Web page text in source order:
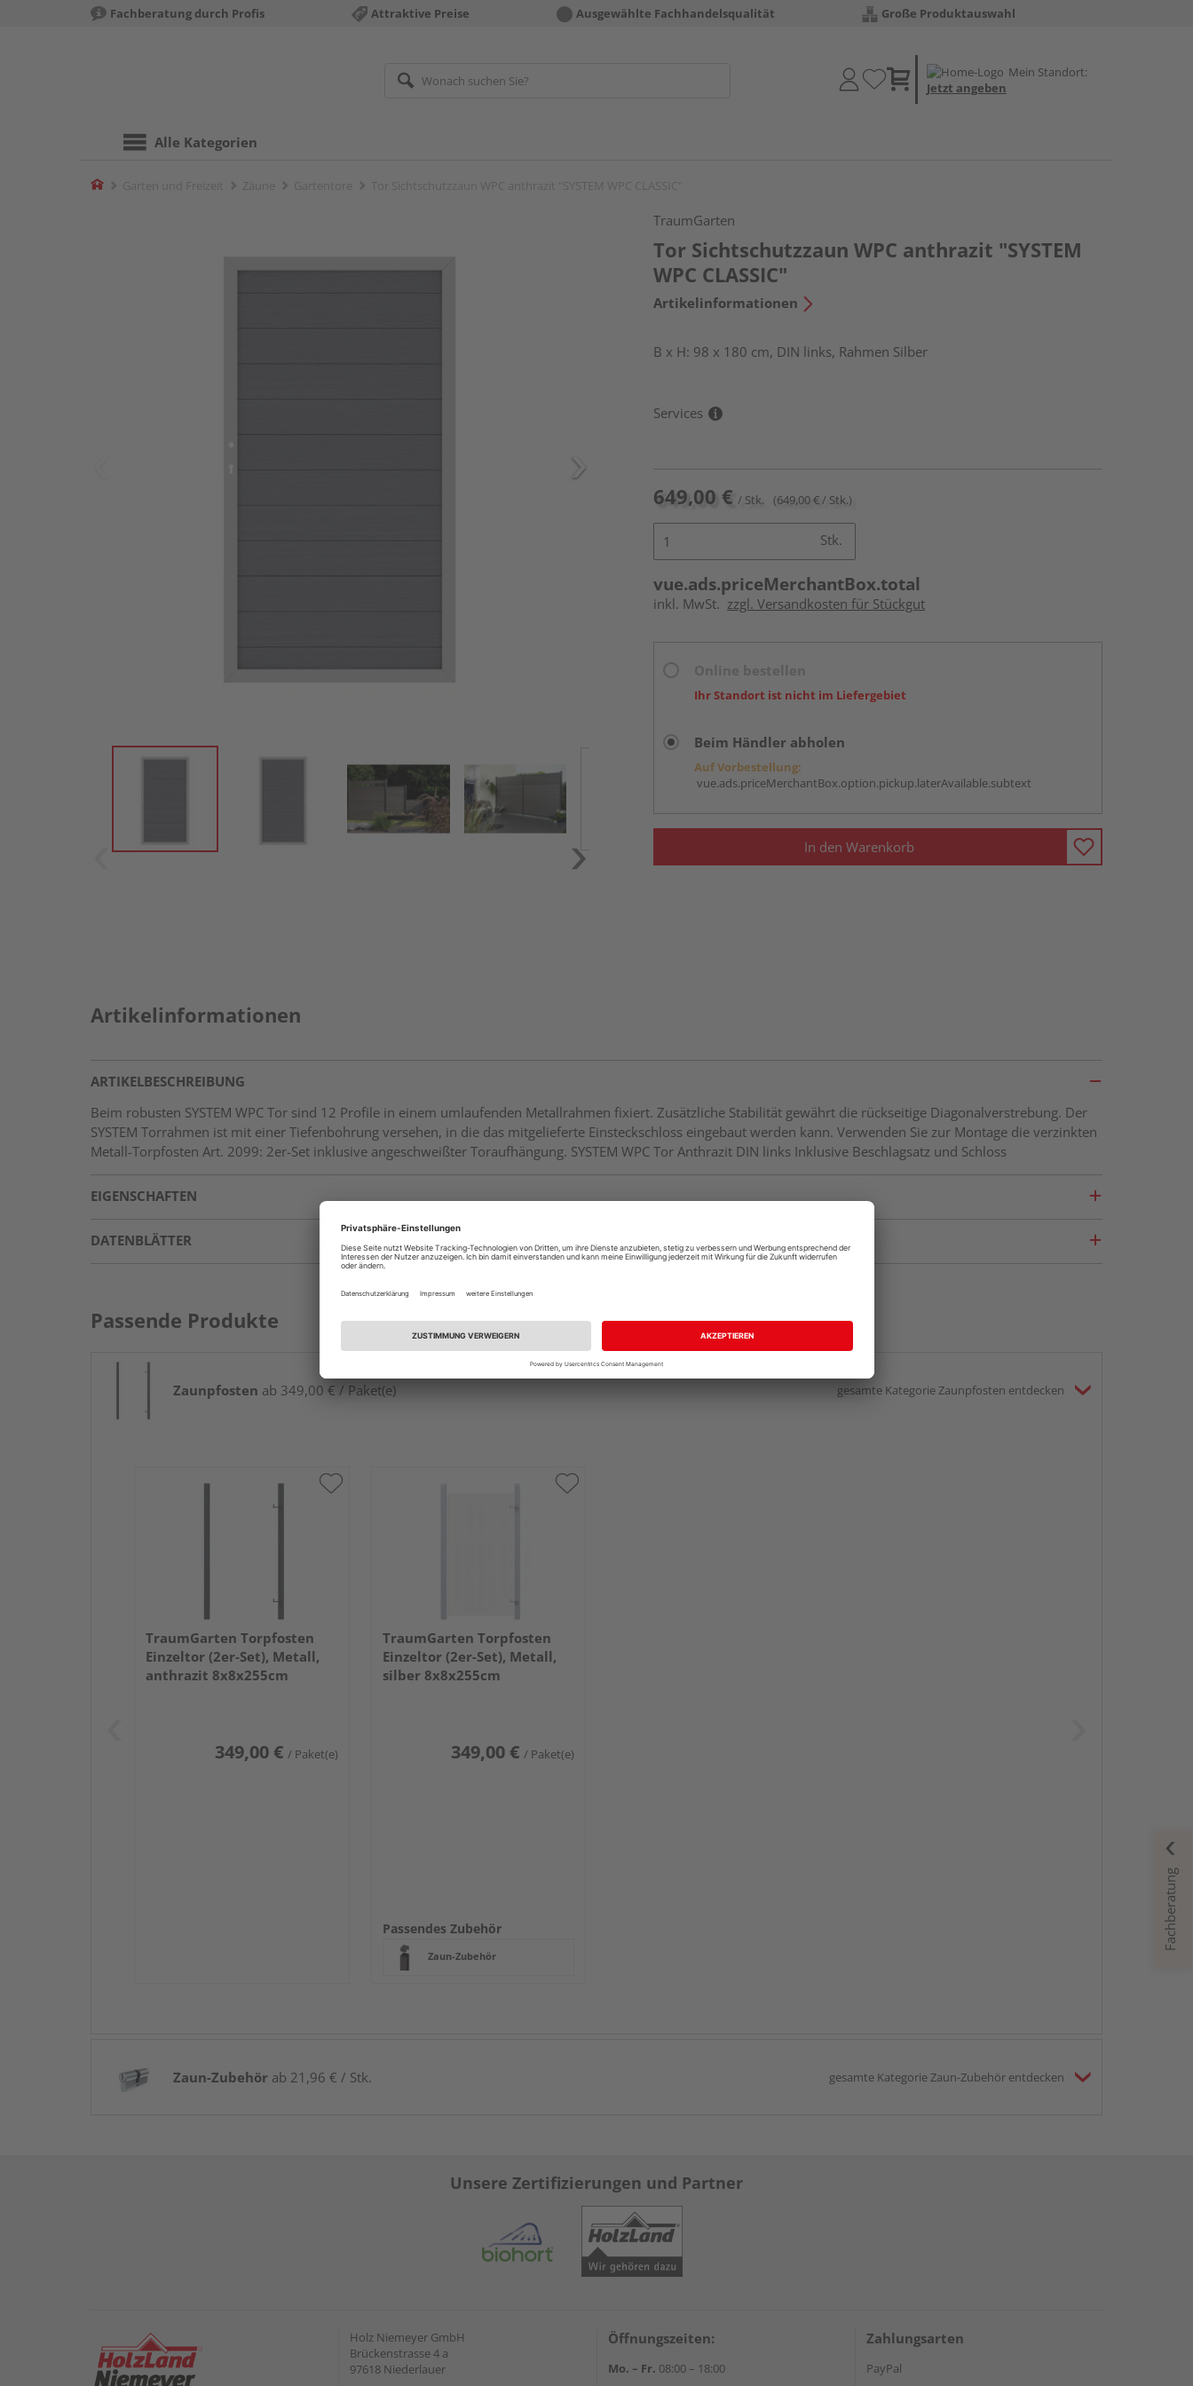
Fachberatung durch Profis Attraktive Preise Ausgewählte Fachhandelsqualität Große Produktauswahl
Mein Standort:
Jetzt angeben
Alle Kategorien
Home
TraumGarten
Tor Sichtschutzzaun WPC anthrazit "SYSTEM
WPC CLASSIC"
Artikelinformationen
B x H: 98 x 180 cm, DIN links, Rahmen Silber
Services
649,00 € / Stk. (649,00 € / Stk.)
Stk.
vue.ads.priceMerchantBox.total
inkl. MwSt. zzgl. Versandkosten für Stückgut
Ihr Standort ist nicht im Liefergebiet
Beim Händler abholen
Auf Vorbestellung:
vue.ads.priceMerchantBox.option.pickup.laterAvailable.subtext
In den Warenkorb
Artikelinformationen
ARTIKELBESCHREIBUNG
Beim robusten SYSTEM WPC Tor sind 12 Profile in einem umlaufenden Metallrahmen fixiert. Zusätzliche Stabilität gewährt die rückseitige Diagonalverstrebung. Der
SYSTEM Torrahmen ist mit einer Tiefenbohrung versehen, in die das mitgelieferte Einsteckschloss eingebaut werden kann. Verwenden Sie zur Montage die verzinkten
Metall-Torpfosten Art. 2099: 2er-Set inklusive angeschweißter Toraufhängung. SYSTEM WPC Tor Anthrazit DIN links Inklusive Beschlagsatz und Schloss
EIGENSCHAFTEN
DATENBLÄTTER
Passende Produkte
Zaunpfosten ab 349,00 € / Paket(e) gesamte Kategorie Zaunpfosten entdecken
TraumGarten Torpfosten
Einzeltor (2er-Set), Metall,
anthrazit 8x8x255cm
349,00 € / Paket(e)
TraumGarten Torpfosten
Einzeltor (2er-Set), Metall,
silber 8x8x255cm
349,00 € / Paket(e)
Passendes Zubehör
Zaun-Zubehör
Zaun-Zubehör ab 21,96 € / Stk. gesamte Kategorie Zaun-Zubehör entdecken
Fachberatung
Unsere Zertifizierungen und Partner
Holz Niemeyer GmbH
Brückenstrasse 4 a
97618 Niederlauer
Öffnungszeiten:
Mo. – Fr. 08:00 – 18:00
Zahlungsarten
PayPal